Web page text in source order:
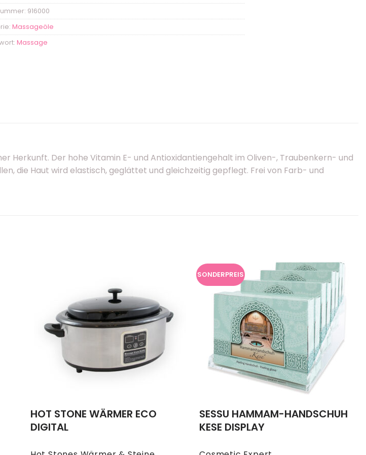
916000
Massageöle
Massage
Herkunft. Der hohe Vitamin E- und Antioxidantiengehalt im Oliven-, Traubenkern- und
die Haut wird elastisch, geglättet und gleichzeitig gepflegt. Frei von Farb- und
HOT STONE WÄRMER ECO
DIGITAL
SONDERPREIS
SESSU HAMMAM-HANDSCHUH
KESE DISPLAY